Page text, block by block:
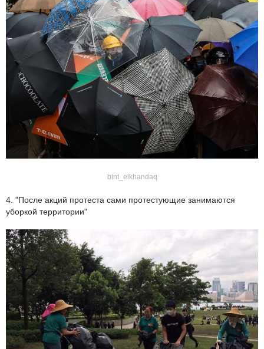
bint_elkhandaq
4. "После акций протеста сами протестующие занимаются
уборкой территории"